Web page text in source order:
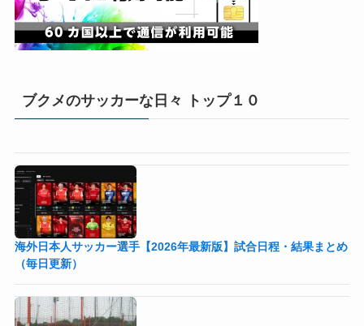
ブクメのサッカーな日々 トップ１０
海外日本人サッカー選手【2026年最新版】試合日程・結果まとめ
（毎日更新）